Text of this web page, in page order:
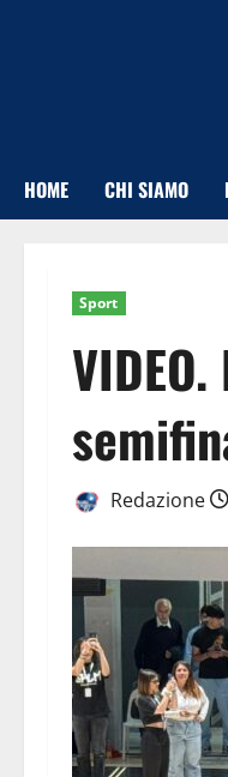
HOME CHI SIAMO
Sport
Redazione